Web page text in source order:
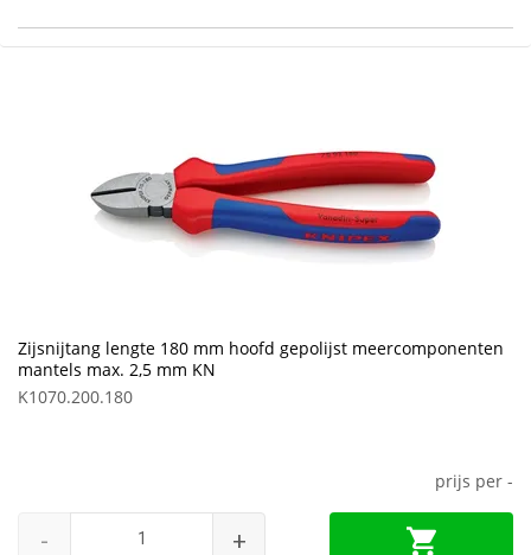
Zijsnijtang lengte 180 mm hoofd gepolijst meercomponenten
mantels max. 2,5 mm KN
K1070.200.180
prijs per -
- +